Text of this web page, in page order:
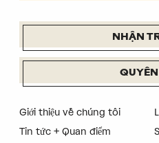
NHẬN
Giới thiệu về chúng tôi
Tin tức + Quan điểm